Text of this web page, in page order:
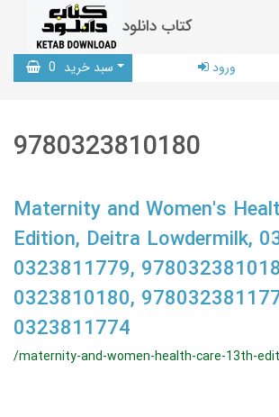
کتاب دانلود
سبد خرید 0 ورود
9780323810180
Maternity and Women's
Edition, Deitra Lowdermilk,
0323811779,
0323810180,
0323811774
/maternity-and-women-health-care-13th-